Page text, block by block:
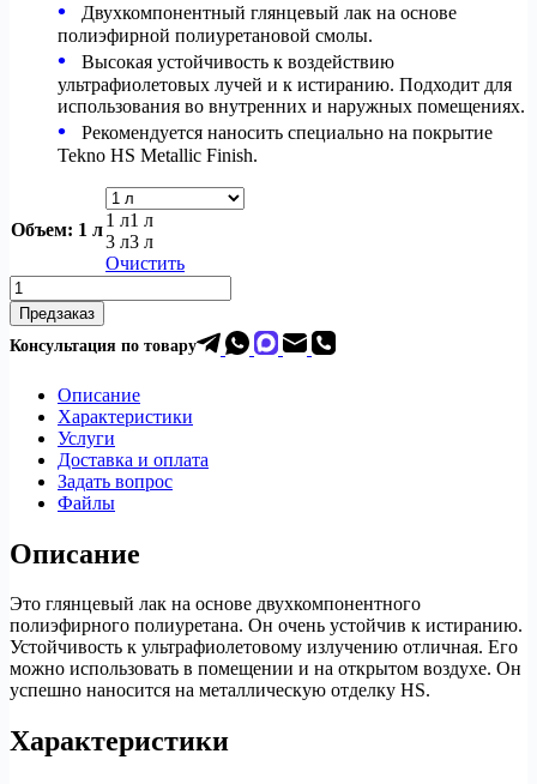
Двухкомпонентный глянцевый лак на основе
полиэфирной полиуретановой смолы.
Высокая устойчивость к воздействию
ультрафиолетовых лучей и к истиранию. Подходит для
использования во внутренних и наружных помещениях.
Рекомендуется наносить специально на покрытие
Tekno HS Metallic Finish.
Объем: 1 л1 л1 л
3 л3 л
Очистить
Количество
товара
Полиуретановый
лак
Предзаказ
Консультация по товару
Описание
Характеристики
Услуги
Доставка и оплата
Задать вопрос
Файлы
Описание
Это глянцевый лак на основе двухкомпонентного
полиэфирного полиуретана. Он очень устойчив к истиранию.
Устойчивость к ультрафиолетовому излучению отличная. Его
можно использовать в помещении и на открытом воздухе. Он
успешно наносится на металлическую отделку HS.
Характеристики